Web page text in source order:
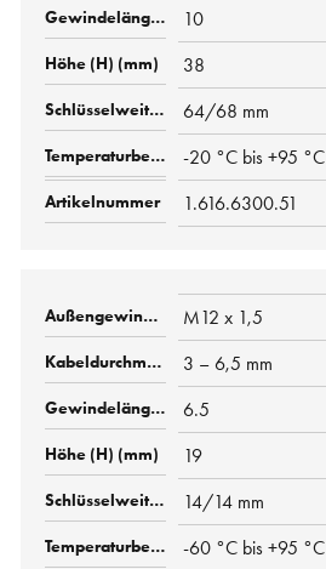
10
38
64/68 mm
-20 °C bis +95 °C
1.616.6300.51
M12 x 1,5
3 – 6,5 mm
6.5
19
14/14 mm
-60 °C bis +95 °C